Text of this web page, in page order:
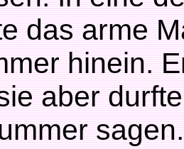
das arme
hinein.
aber
sagen.